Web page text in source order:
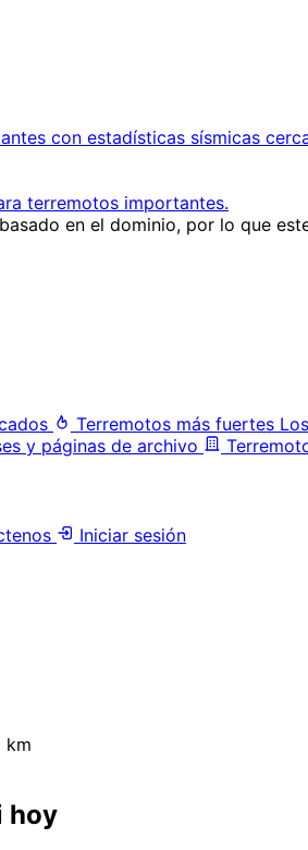
con estadísticas sísmicas
terremotos importantes.
en el dominio, por lo que
Terremotos más fuertes
y páginas de archivo
Iniciar sesión
km
hoy